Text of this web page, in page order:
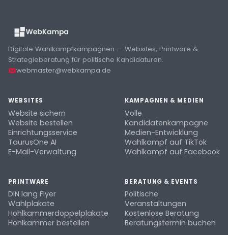
Digitale Wahlkampfkampagnen — Websites, Printware &
Strategieberatung für politische Kandidaturen.
webmaster@webkampa.de
WEBSITES
Website sichern
Website bestellen
Einrichtungsservice
TaurusOne AI
E-Mail-Verwaltung
KAMPAGNEN & MEDIEN
Volle
Kandidatenkampagne
Medien-Entwicklung
Wahlkampf auf TikTok
Wahlkampf auf Facebook
PRINTWARE
DIN lang Flyer
Wahlplakate
Hohlkammerdoppelplakate
Hohlkammer bestellen
BERATUNG & EVENTS
Politische
Veranstaltungen
Kostenlose Beratung
Beratungstermin buchen